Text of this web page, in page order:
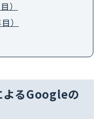
）
）
よるGoogleの